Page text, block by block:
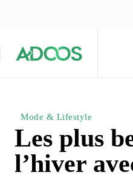
Mode & Lifestyle
Les plus
l’hiver